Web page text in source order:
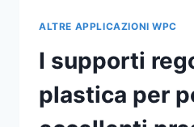
ALTRE APPLICAZIONI WPC
I supporti
plastica per